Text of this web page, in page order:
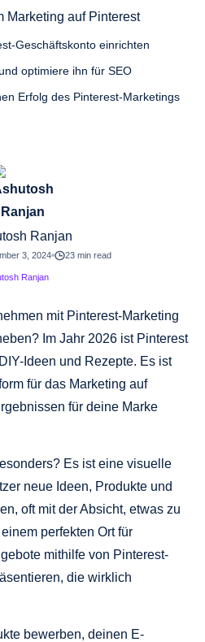
Ranjan
3, 2024 23 min read
Ranjan
mit Pinterest-Marketing
Im Jahr 2026 ist Pinterest
Ideen und Rezepte. Es ist
für das Marketing auf
für deine Marke
Es ist eine visuelle
neue Ideen, Produkte und
oft mit der Absicht, etwas zu
perfekten Ort für
mithilfe von Pinterest-
die wirklich
bewerben, deinen E-
Marketing auf Pinterest
Geschäftskonto einrichten
optimiere ihn für SEO
Erfolg des Pinterest-Marketings